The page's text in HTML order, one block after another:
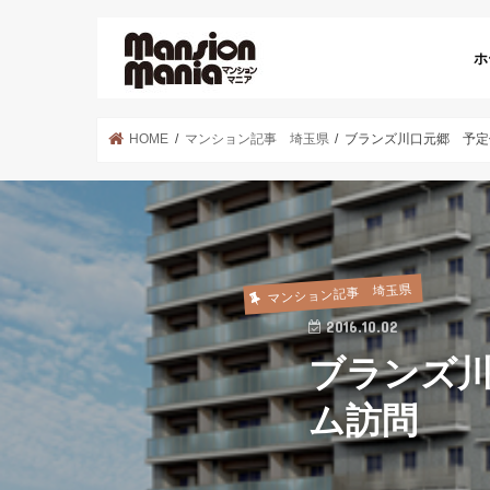
HOME マンション記事 埼玉県 ブランズ川口元郷 予
マンション記事 埼玉県
2016.10.02
ブランズ
ム訪問